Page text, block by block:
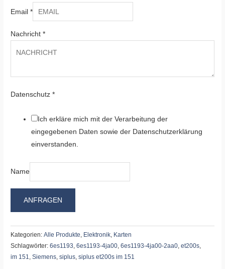
Email*
Nachricht*
Datenschutz*
Ich erkläre mich mit der Verarbeitung der
eingegebenen Daten sowie der Datenschutzerklärung
einverstanden.
Name
ANFRAGEN
Kategorien:Alle Produkte, Elektronik, Karten
Schlagwörter:6es1193,6es1193-4ja00,6es1193-4ja00-2aa0,et200s,
im 151,Siemens,siplus,siplus et200s im 151